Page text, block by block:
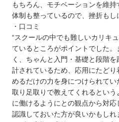
もちろん、モチベーションを維
体制も整っているので、挫折もし
・口コミ
“スクールの中でも難しいカリキ
ているところがポイントでした
く、ちゃんと入門・基礎と段階
計されているため、応用にたどり
めるだけの力を身につけられて
取り足取りで教えてくれるとい
に働けるようにとの観点から対
認識しておいた方が良いかもし